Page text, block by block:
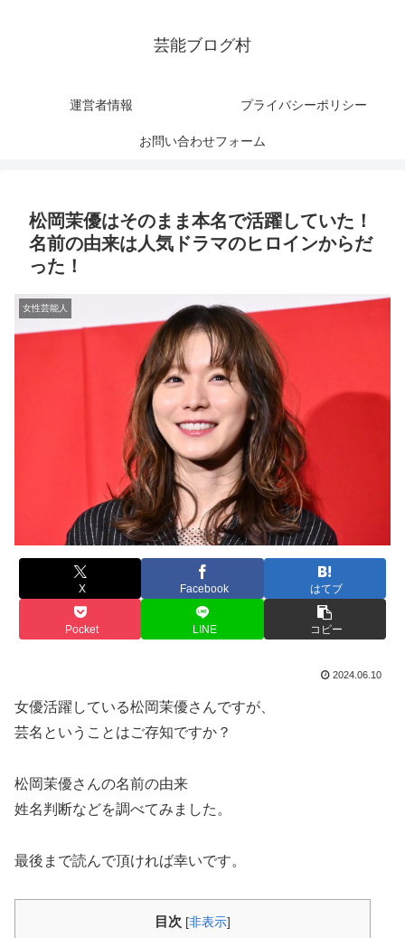
芸能ブログ村
運営者情報 プライバシーポリシー
お問い合わせフォーム
松岡茉優はそのまま本名で活躍していた！
名前の由来は人気ドラマのヒロインからだ
った！
女性芸能人
X Facebook はてブ
Pocket LINE コピー
2024.06.10
女優活躍している松岡茉優さんですが、
芸名ということはご存知ですか？
松岡茉優さんの名前の由来
姓名判断などを調べてみました。
最後まで読んで頂ければ幸いです。
目次 [非表示]